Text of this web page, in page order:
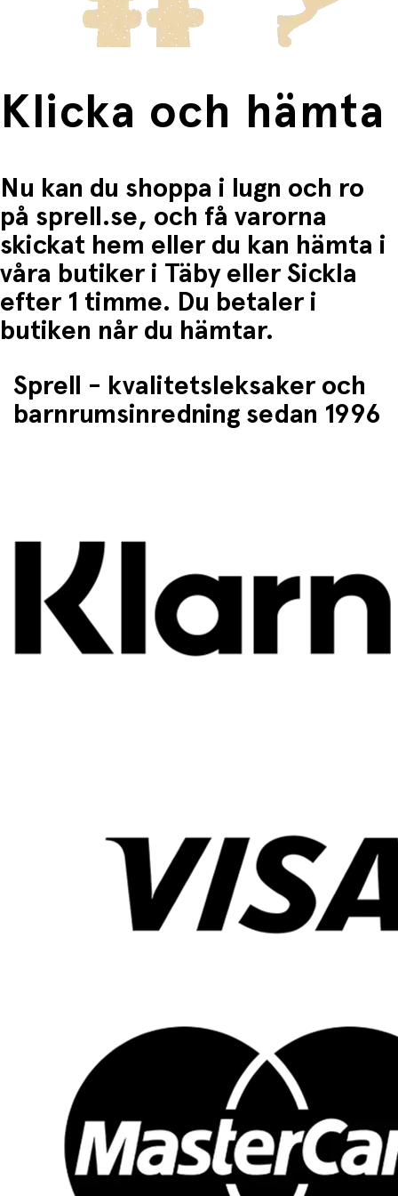
Fri frakt när du handlar för mer än 1500:-
Klicka och hämta
Nu kan du shoppa i lugn och ro
på sprell.se, och få varorna
skickat hem eller du kan hämta i
våra butiker i Täby eller Sickla
efter 1 timme. Du betaler i
butiken når du hämtar.
Sprell - kvalitetsleksaker och
barnrumsinredning sedan 1996